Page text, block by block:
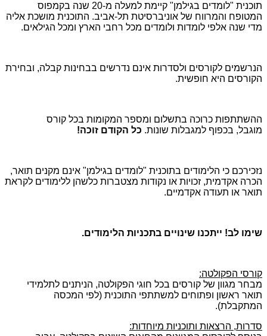
תוכנית "לומדים בגילמן" קיימת למעלה מ-20 שנה בקמפוס
המטופח והמרווח של אוניברסיטת תל-אביב. התוכנית מושכת אליה
מדי שנה אלפי לומדות ולומדים מכל רחבי הארץ ומכל הגילאים.
הנרשמים לקורסים ולסדרות אינם נדרשים בבחינות קבלה, ובחירת
הקורסים היא חופשית.
ההשתתפות כרוכה בתשלום ומספר המקומות בכל קורס
מוגבל, בכפוף למגבלות שונות. כל הקודם זוכה!
נזכירכם כי הלימודים בתוכנית "לומדים בגילמן" אינם מקנים תואר,
הכרה אקדמית, זכויות או נקודות מצטברות כלשהן ללימודים לקראת
תואר או תעודה אקדמיים.
שימו לב! ייתכנו שינויים בתכניות הלימודים.
קורסי הפקולטה:
מבחר מגוון של קורסים בכל חוגי הפקולטה, הניתנים לתלמידי
תואר ראשון ופתוחים למשתתפי התוכנית (לפי המכסה
המתקבלת).
סדרות, הרצאות ותוכניות מיוחדות: